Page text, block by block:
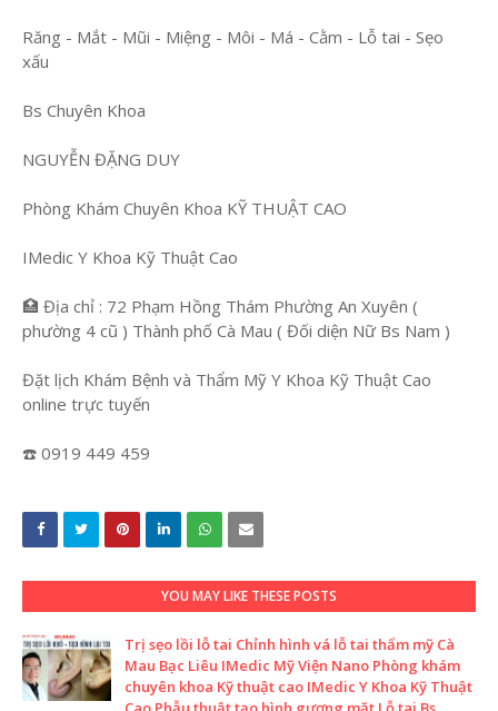
Răng - Mắt - Mũi - Miệng - Môi - Má - Cằm - Lỗ tai - Sẹo
xấu
Bs Chuyên Khoa
NGUYỄN ĐẶNG DUY
Phòng Khám Chuyên Khoa KỸ THUẬT CAO
IMedic Y Khoa Kỹ Thuật Cao
🏥 Địa chỉ : 72 Phạm Hồng Thám Phường An Xuyên (
phường 4 cũ ) Thành phố Cà Mau ( Đối diện Nữ Bs Nam )
Đặt lịch Khám Bệnh và Thẩm Mỹ Y Khoa Kỹ Thuật Cao
online trực tuyến
☎️ 0919 449 459
YOU MAY LIKE THESE POSTS
Trị sẹo lồi lỗ tai Chỉnh hình vá lỗ tai thẩm mỹ Cà
Mau Bạc Liêu IMedic Mỹ Viện Nano Phòng khám
chuyên khoa Kỹ thuật cao IMedic Y Khoa Kỹ Thuật